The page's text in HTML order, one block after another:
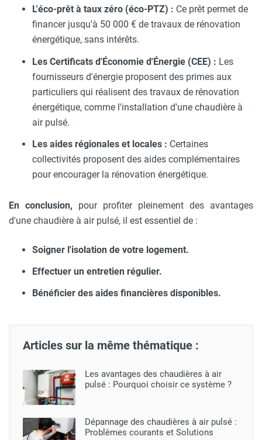
L'éco-prêt à taux zéro (éco-PTZ) : Ce prêt permet de
financer jusqu'à 50 000 € de travaux de rénovation
énergétique, sans intérêts.
Les Certificats d'Économie d'Énergie (CEE) : Les
fournisseurs d'énergie proposent des primes aux
particuliers qui réalisent des travaux de rénovation
énergétique, comme l'installation d'une chaudière à
air pulsé.
Les aides régionales et locales : Certaines
collectivités proposent des aides complémentaires
pour encourager la rénovation énergétique.
En conclusion, pour profiter pleinement des avantages
d'une chaudière à air pulsé, il est essentiel de :
Soigner l'isolation de votre logement.
Effectuer un entretien régulier.
Bénéficier des aides financières disponibles.
Articles sur la même thématique :
Les avantages des chaudières à air
pulsé : Pourquoi choisir ce système ?
Dépannage des chaudières à air pulsé :
Problèmes courants et Solutions